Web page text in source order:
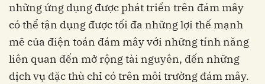
những ứng dụng được phát triển trên đám mây
có thể tận dụng được tối đa những lợi thế mạnh
mẽ của điện toán đám mây với những tính năng
liên quan đến mở rộng tài nguyên, đến những
dịch vụ đặc thù chỉ có trên môi trường đám mây.